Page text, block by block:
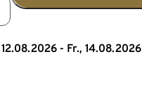
- Fr., 14.08.2026